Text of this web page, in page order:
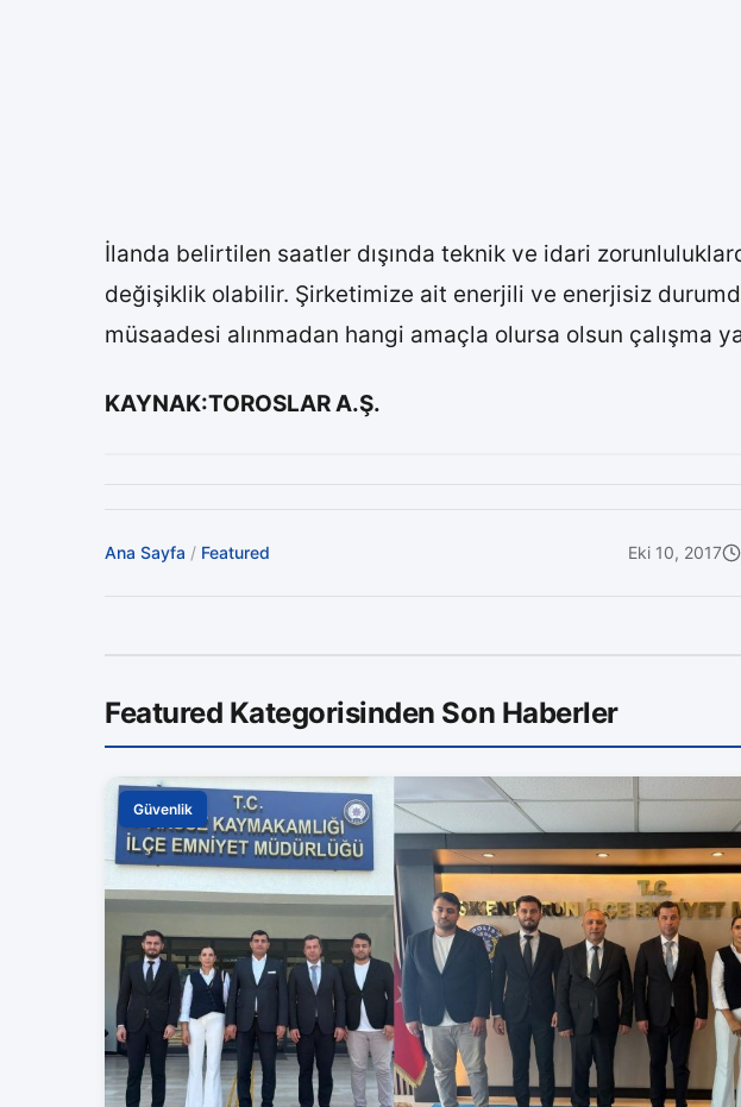
İlanda belirtilen saatler dışında teknik ve idari
değişiklik olabilir. Şirketimize ait enerjili ve enerjisiz
müsaadesi alınmadan hangi amaçla olursa olsun çalışma
KAYNAK:TOROSLAR A.Ş.
Ana Sayfa / Featured Eki 10, 2017
Featured Kategorisinden Son Haberler
Güvenlik